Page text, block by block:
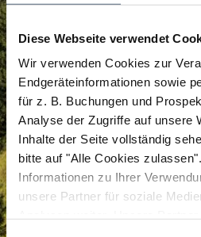
Diese Webseite verwendet
Wir verwenden Cookies zur
Endgeräteinformationen sowie
für z. B. Buchungen und
Analyse der Zugriffe auf unsere
Inhalte der Seite vollständig
bitte auf "Alle Cookies zulassen".
Informationen zu Ihrer
unsere Partner für soziale